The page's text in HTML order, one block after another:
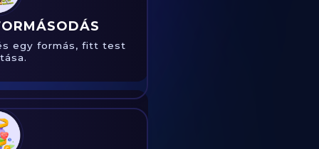
egy formás, fitt test